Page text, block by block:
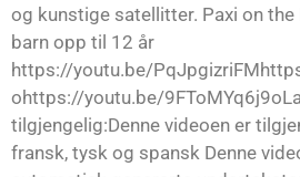
og kunstige satellitter. Paxi on
barn opp til 12 år
https://youtu.be/
ohttps://youtu.be/
tilgjengelig:Denne videoen er
fransk, tysk og spansk Denne